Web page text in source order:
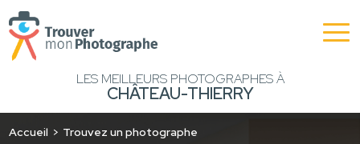
LES MEILLEURS PHOTOGRAPHES À
CHÂTEAU-THIERRY
Accueil Trouvez un photographe